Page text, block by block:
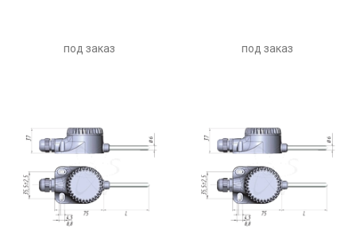
под заказ под заказ